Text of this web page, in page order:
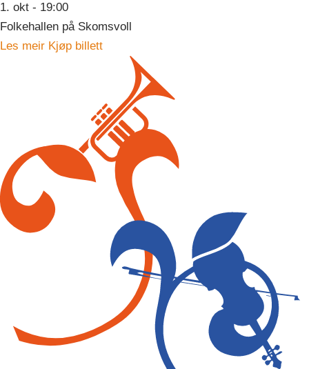
1. okt - 19:00
Folkehallen på Skomsvoll
Les meir Kjøp billett